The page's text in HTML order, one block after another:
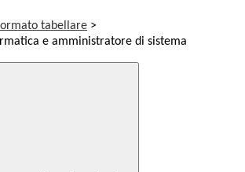
tabellare >
e amministratore di sistema